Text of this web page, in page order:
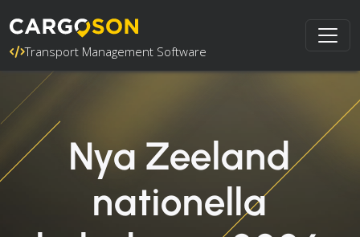
Transport Management Software
Nya Zeeland
nationella